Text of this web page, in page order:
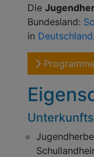
Die
Bundesland:
in Deutschland.